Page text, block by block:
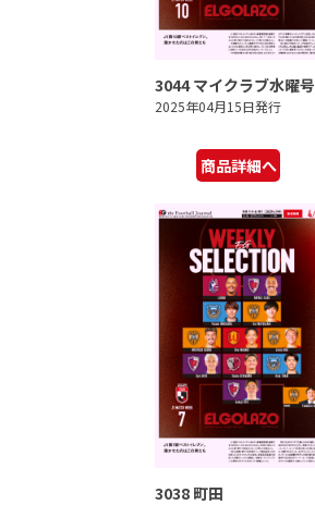
3044 マイクラブ水曜号
2025年04月15日発行
商品詳細へ
3038 町田